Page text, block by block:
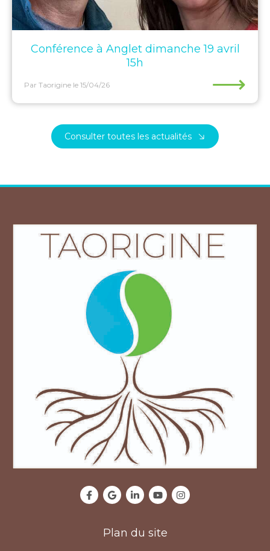
Conférence à Anglet dimanche 19 avril
15h
Par Taorigine le 15/04/26 ⟶
Consulter toutes les actualités
Plan du site